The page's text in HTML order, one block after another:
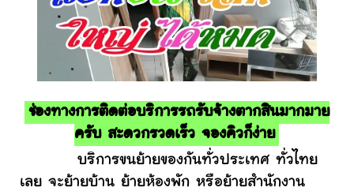
ช่องทางการติดต่อบริการรถรับจ้างตากสินมากมาย
ครับ สะดวกรวดเร็ว จองคิวก็ง่าย
บริการขนย้ายของกันทั่วประเทศ ทั่วไทย
เลย จะย้ายบ้าน ย้ายห้องพัก หรือย้ายสำนักงาน